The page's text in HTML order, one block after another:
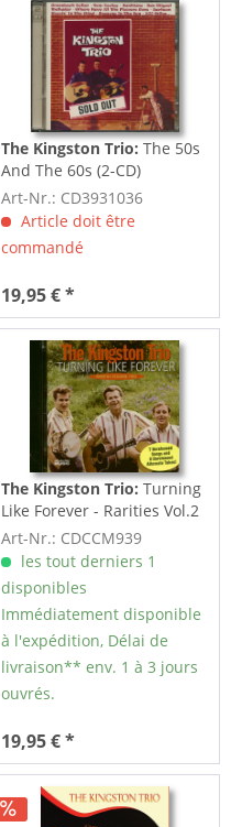
The Kingston Trio:The 50s
And The 60s (2-CD)
Art-Nr.: CD3931036
Article doit être
commandé
19,95 € *
The Kingston Trio:Turning
Like Forever - Rarities Vol.2
(CD)
Art-Nr.: CDCCM939
les tout derniers 1
disponibles
Immédiatement disponible
à l'expédition, Délai de
livraison** env. 1 à 3 jours
ouvrés.
19,95 € *